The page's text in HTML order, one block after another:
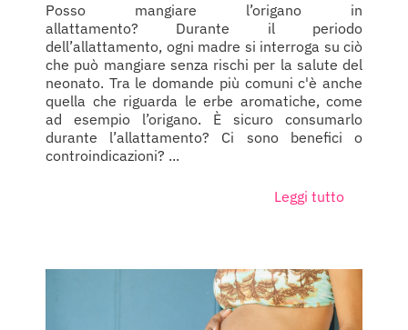
Posso mangiare l’origano in
allattamento? Durante il periodo
dell’allattamento, ogni madre si interroga su ciò
che può mangiare senza rischi per la salute del
neonato. Tra le domande più comuni c'è anche
quella che riguarda le erbe aromatiche, come
ad esempio l’origano. È sicuro consumarlo
durante l’allattamento? Ci sono benefici o
controindicazioni? ...
Leggi tutto